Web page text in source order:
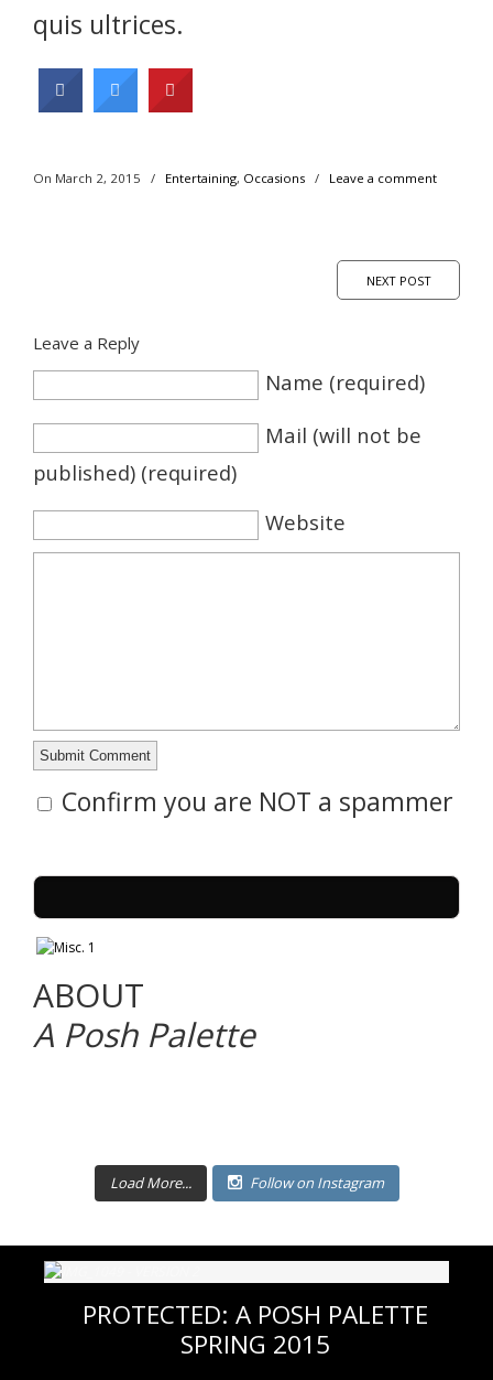
quis ultrices.
On March 2, 2015 / Entertaining, Occasions / Leave a comment
NEXT POST
Leave a Reply
Name (required)
Mail (will not be
published) (required)
Website
Confirm you are NOT a spammer
ABOUT
A Posh Palette
Load More... Follow on Instagram
PROTECTED: A POSH PALETTE
SPRING 2015